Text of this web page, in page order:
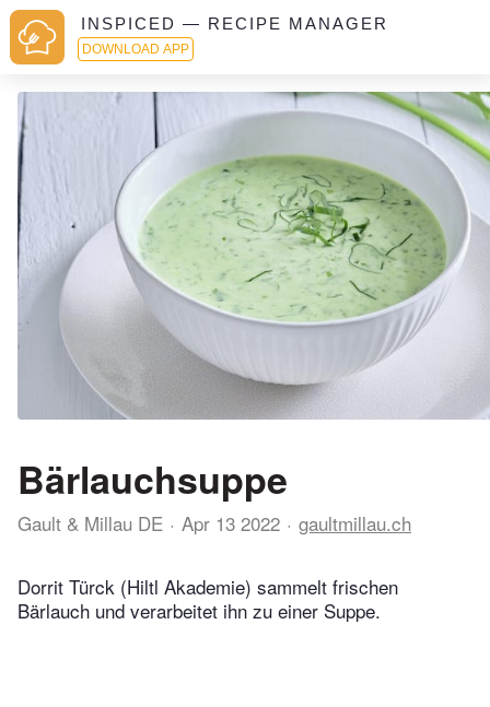
INSPICED — RECIPE MANAGER
DOWNLOAD APP
Bärlauchsuppe
Gault & Millau DE Apr 13 2022 gaultmillau.ch
Dorrit Türck (Hiltl Akademie) sammelt frischen
Bärlauch und verarbeitet ihn zu einer Suppe.